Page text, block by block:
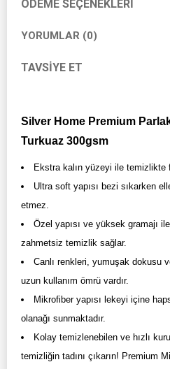
ÖDEME SEÇENEKLERI
YORUMLAR (0)
TAVSIYE ET
Silver Home Premium
Turkuaz 300gsm
Ekstra kalın yüzeyi ile temizlikte
Ultra soft yapısı bezi sıkarken
etmez.
Özel yapısı ve yüksek gramajı
zahmetsiz temizlik sağlar.
Canlı renkleri, yumuşak dokusu
uzun kullanım ömrü vardır.
Mikrofiber yapısı lekeyi içine
olanağı sunmaktadır.
Kolay temizlenebilen ve hızlı
temizliğin tadını çıkarın! Premium